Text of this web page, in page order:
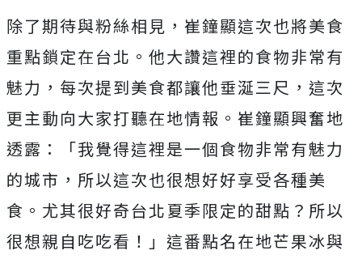
除了期待與粉絲相見，崔鐘顯這次也將美食
重點鎖定在台北。 他大讚這裡的食物非常有
魅力，每次提到美食都讓他垂涎三尺， 這次
更主動向大家打聽在地情報。崔鐘顯興奮地
透露：「我覺得這裡是一個食物非常有魅力
的城市， 所以這次也很想好好享受各種美
食。 尤其很好奇台北夏季限定的甜點？所以
很想親自吃吃看！」 這番點名在地芒果冰與